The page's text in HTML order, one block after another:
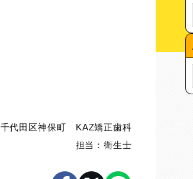
千代田区神保町 KAZ矯正歯科
担当：衛生士